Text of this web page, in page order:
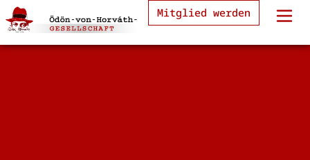
Mitglied werden